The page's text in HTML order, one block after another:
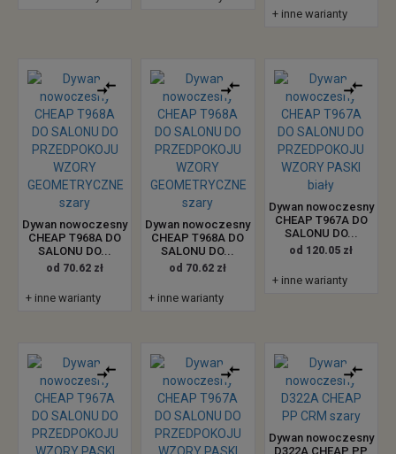
+ inne warianty
Dywan nowoczesny
CHEAP T968A DO
SALONU DO...
od 70.62 zł
+ inne warianty
Dywan nowoczesny
CHEAP T968A DO
SALONU DO...
od 70.62 zł
+ inne warianty
Dywan nowoczesny
CHEAP T967A DO
SALONU DO...
od 120.05 zł
+ inne warianty
Dywan nowoczesny
D322A CHEAP PP